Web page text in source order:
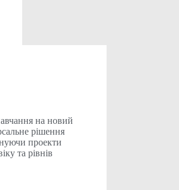
на новий
рішення
проекти
та рівнів